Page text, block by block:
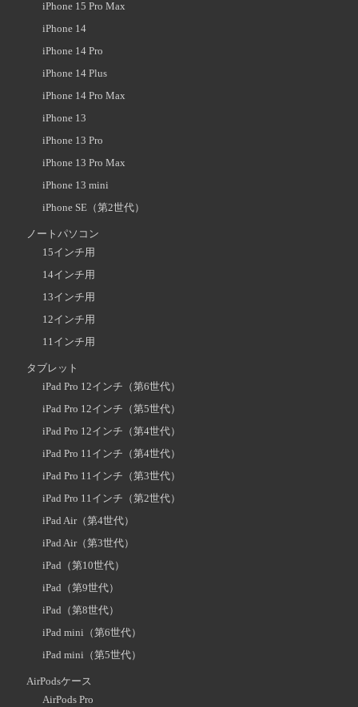
iPhone 15 Pro Max
iPhone 14
iPhone 14 Pro
iPhone 14 Plus
iPhone 14 Pro Max
iPhone 13
iPhone 13 Pro
iPhone 13 Pro Max
iPhone 13 mini
iPhone SE（第2世代）
ノートパソコン
15インチ用
14インチ用
13インチ用
12インチ用
11インチ用
タブレット
iPad Pro 12インチ（第6世代）
iPad Pro 12インチ（第5世代）
iPad Pro 12インチ（第4世代）
iPad Pro 11インチ（第4世代）
iPad Pro 11インチ（第3世代）
iPad Pro 11インチ（第2世代）
iPad Air（第4世代）
iPad Air（第3世代）
iPad（第10世代）
iPad（第9世代）
iPad（第8世代）
iPad mini（第6世代）
iPad mini（第5世代）
AirPodsケース
AirPods Pro